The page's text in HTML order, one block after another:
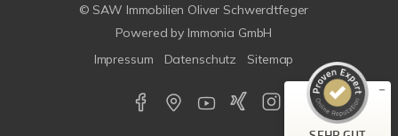
© SAW Immobilien Oliver Schwerdtfeger
Powered by Immonia GmbH
Impressum
Datenschutz Sitemap
ProvenExpert.com
SEHR GUT
4,67
/
5,00
29
Bewertungen auf
179